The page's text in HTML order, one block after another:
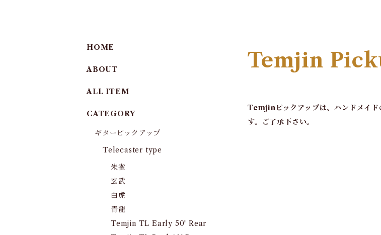
Temjin
Temjinピックアップは、ハンドメイド
す。ご了承下さい。
HOME
ABOUT
ALL ITEM
CATEGORY
ギターピックアップ
Telecaster type
朱雀
玄武
白虎
青龍
Temjin TL Early 50' Rear